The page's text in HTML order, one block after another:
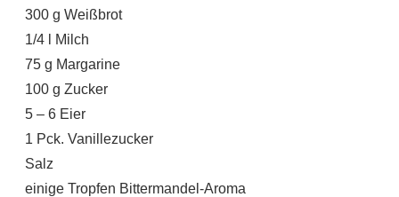
300 g Weißbrot
1/4 l Milch
75 g Margarine
100 g Zucker
5 – 6 Eier
1 Pck. Vanillezucker
Salz
einige Tropfen Bittermandel-Aroma